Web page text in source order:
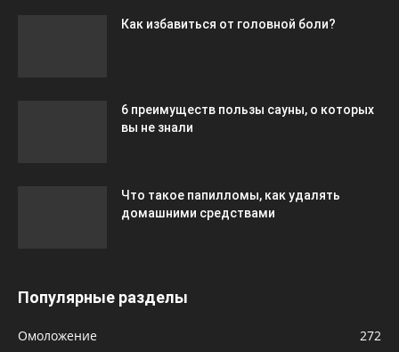
Как избавиться от головной боли?
6 преимуществ пользы сауны, о которых
вы не знали
Что такое папилломы, как удалять
домашними средствами
Популярные разделы
Омоложение
272